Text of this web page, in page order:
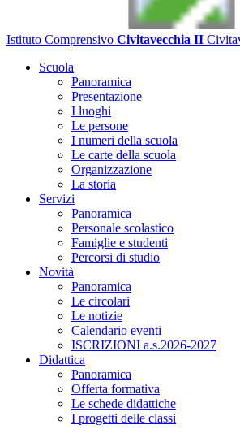
Istituto Comprensivo Civitavecchia II
Scuola
Panoramica
Presentazione
I luoghi
Le persone
I numeri della scuola
Le carte della scuola
Organizzazione
La storia
Servizi
Panoramica
Personale scolastico
Famiglie e studenti
Percorsi di studio
Novità
Panoramica
Le circolari
Le notizie
Calendario eventi
ISCRIZIONI a.s.2026-2027
Didattica
Panoramica
Offerta formativa
Le schede didattiche
I progetti delle classi